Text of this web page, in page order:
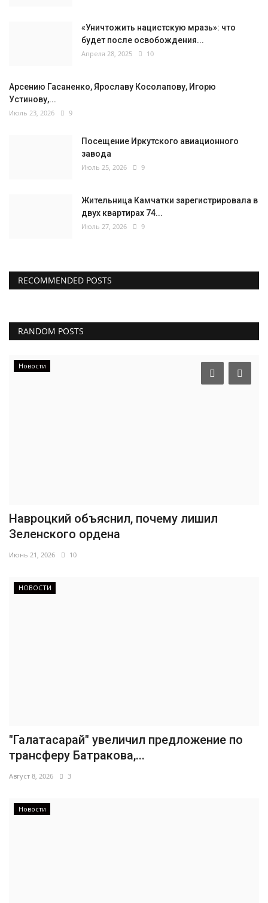
«Уничтожить нацистскую мразь»: что
будет после освобождения...
Апреля 28, 2025 10
Арсению Гасаненко, Ярославу Косолапову, Игорю
Устинову,...
Июль 23, 2026 9
Посещение Иркутского авиационного
завода
Июль 25, 2026 9
Жительница Камчатки зарегистрировала в
двух квартирах 74...
Июль 27, 2026 9
RECOMMENDED POSTS
RANDOM POSTS
Новости
Навроцкий объяснил, почему лишил
Зеленского ордена
Июнь 21, 2026 10
НОВОСТИ
"Галатасарай" увеличил предложение по
трансферу Батракова,...
Август 8, 2026 3
Новости